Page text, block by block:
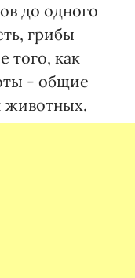
до одного
грибы
того, как
- общие
животных.